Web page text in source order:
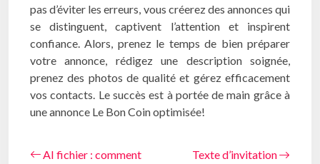
pas d’éviter les erreurs, vous créerez des annonces qui
se distinguent, captivent l’attention et inspirent
confiance. Alors, prenez le temps de bien préparer
votre annonce, rédigez une description soignée,
prenez des photos de qualité et gérez efficacement
vos contacts. Le succès est à portée de main grâce à
une annonce Le Bon Coin optimisée!
AI fichier : comment
Texte d’invitation